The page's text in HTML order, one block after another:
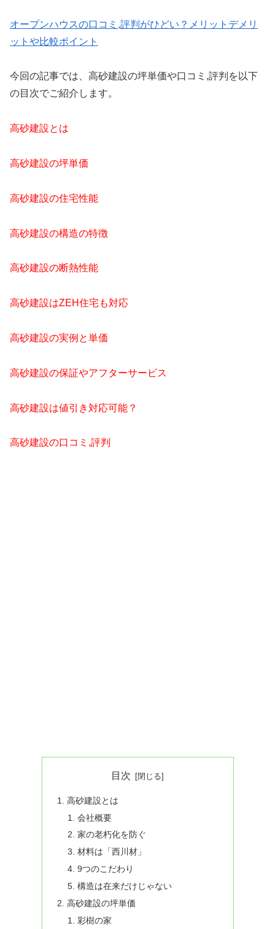
オープンハウスの口コミ,評判がひどい？メリットデメリ
ットや比較ポイント
今回の記事では、高砂建設の坪単価や口コミ,評判を以下
の目次でご紹介します。
高砂建設とは
高砂建設の坪単価
高砂建設の住宅性能
高砂建設の構造の特徴
高砂建設の断熱性能
高砂建設はZEH住宅も対応
高砂建設の実例と単価
高砂建設の保証やアフターサービス
高砂建設は値引き対応可能？
高砂建設の口コミ,評判
目次
高砂建設とは
会社概要
家の老朽化を防ぐ
材料は「西川材」
9つのこだわり
構造は在来だけじゃない
高砂建設の坪単価
彩樹の家